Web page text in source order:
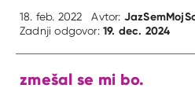
18. feb. 2022 Avtor:
Zadnji odgovor:19. dec. 2024
zmešal se mi bo.